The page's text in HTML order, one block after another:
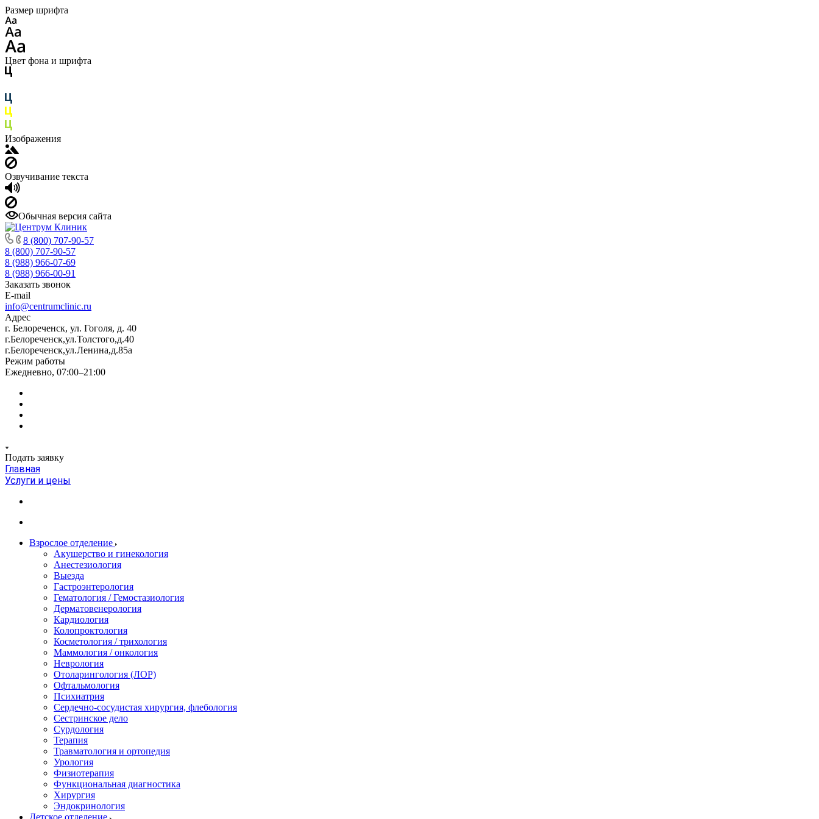
Размер шрифта
Цвет фона и шрифта
Изображения
Озвучивание текста
Обычная версия сайта
8 (800) 707-90-57
8 (800) 707-90-57
8 (988) 966-07-69
8 (988) 966-00-91
Заказать звонок
E-mail
info@centrumclinic.ru
Адрес
г. Белореченск, ул. Гоголя, д. 40
г.Белореченск,ул.Толстого,д.40
г.Белореченск,ул.Ленина,д.85а
Режим работы
Ежедневно, 07:00–21:00
Подать заявку
Главная
Услуги и цены
Взрослое отделение
Акушерство и гинекология
Анестезиология
Выезда
Гастроэнтерология
Гематология / Гемостазиология
Дерматовенерология
Кардиология
Колопроктология
Косметология / трихология
Маммология / онкология
Неврология
Отоларингология (ЛОР)
Офтальмология
Психиатрия
Сердечно-сосудистая хирургия, флебология
Сестринское дело
Сурдология
Терапия
Травматология и ортопедия
Урология
Физиотерапия
Функциональная диагностика
Хирургия
Эндокринология
Детское отделение